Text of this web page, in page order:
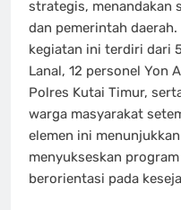
strategis, menandakan
dan pemerintah
kegiatan ini terdiri dari
Lanal, 12 personel Yon
Polres Kutai Timur,
warga masyarakat
elemen ini
menyukseskan
berorientasi pada